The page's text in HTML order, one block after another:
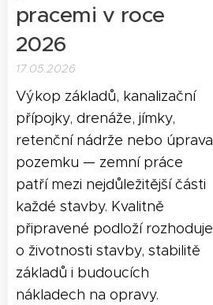
pracemi v roce
2026
17.05.2026
Výkop základů, kanalizační
přípojky, drenáže, jímky,
retenční nádrže nebo úprava
pozemku — zemní práce
patří mezi nejdůležitější části
každé stavby. Kvalitně
připravené podloží rozhoduje
o životnosti stavby, stabilitě
základů i budoucích
nákladech na opravy.